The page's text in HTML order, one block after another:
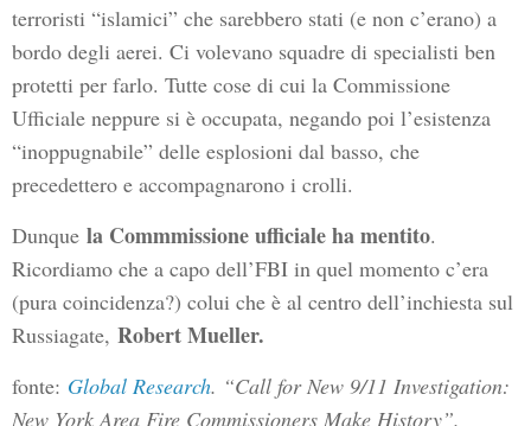
terroristi “islamici” che sarebbero stati (e non c’erano) a
bordo degli aerei. Ci volevano squadre di specialisti ben
protetti per farlo. Tutte cose di cui la Commissione
Ufficiale neppure si è occupata, negando poi l’esistenza
“inoppugnabile” delle esplosioni dal basso, che
precedettero e accompagnarono i crolli.
Dunque la Commmissione ufficiale ha mentito.
Ricordiamo che a capo dell’FBI in quel momento c’era
(pura coincidenza?) colui che è al centro dell’inchiesta sul
Russiagate, Robert Mueller.
fonte: Global Research. “Call for New 9/11 Investigation:
New York Area Fire Commissioners Make History”.